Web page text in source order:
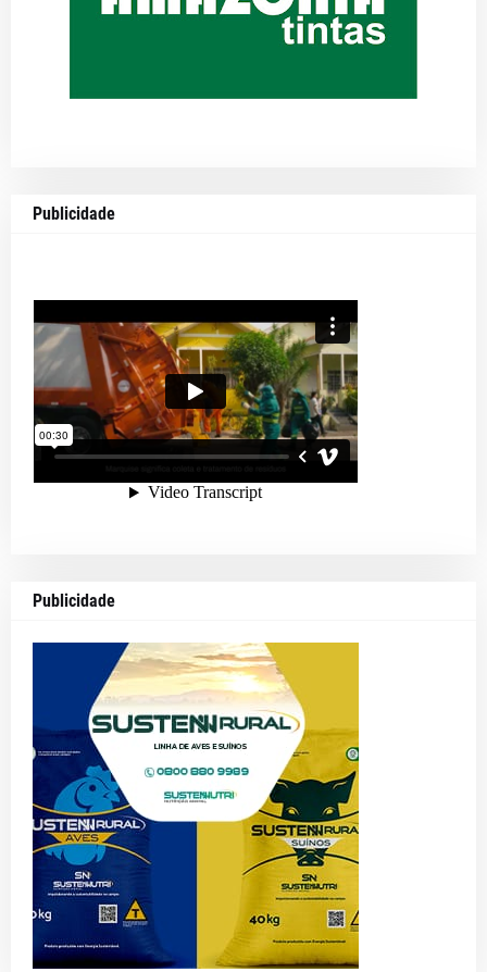
Publicidade
Publicidade